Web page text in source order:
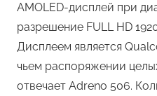
AMOLED-дисплей при
разрешение FULL HD
Дисплеем является
чьем распоряжении
отвечает Adreno 506.